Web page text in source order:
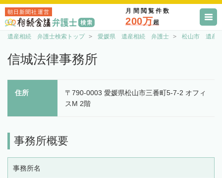
朝日新聞社運営 月間閲覧件数
200万超
遺産相続 弁護士検索トップ 愛媛県 遺産相続 弁護士 松山市 遺産
信城法律事務所
住所
〒790-0003 愛媛県松山市三番町5-7-2 オフィ
スM 2階
事務所概要
事務所名